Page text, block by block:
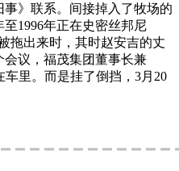
》联系。间接掉入了牧场的
至1996年正在史密丝邦尼
拖出来时，其时赵安吉的丈
议，福茂集团董事长兼
里。而是挂了倒挡，3月20